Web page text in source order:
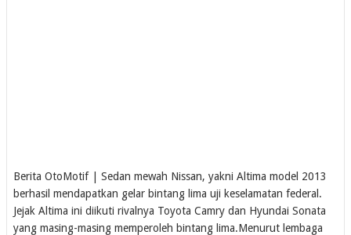
Berita OtoMotif | Sedan mewah Nissan, yakni Altima model 2013
berhasil mendapatkan gelar bintang lima uji keselamatan federal.
Jejak Altima ini diikuti rivalnya Toyota Camry dan Hyundai Sonata
yang masing-masing memperoleh bintang lima.Menurut lembaga